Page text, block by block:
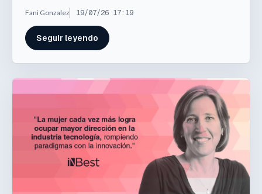
Fani Gonzalez 19/07/26 17:19
Seguir leyendo